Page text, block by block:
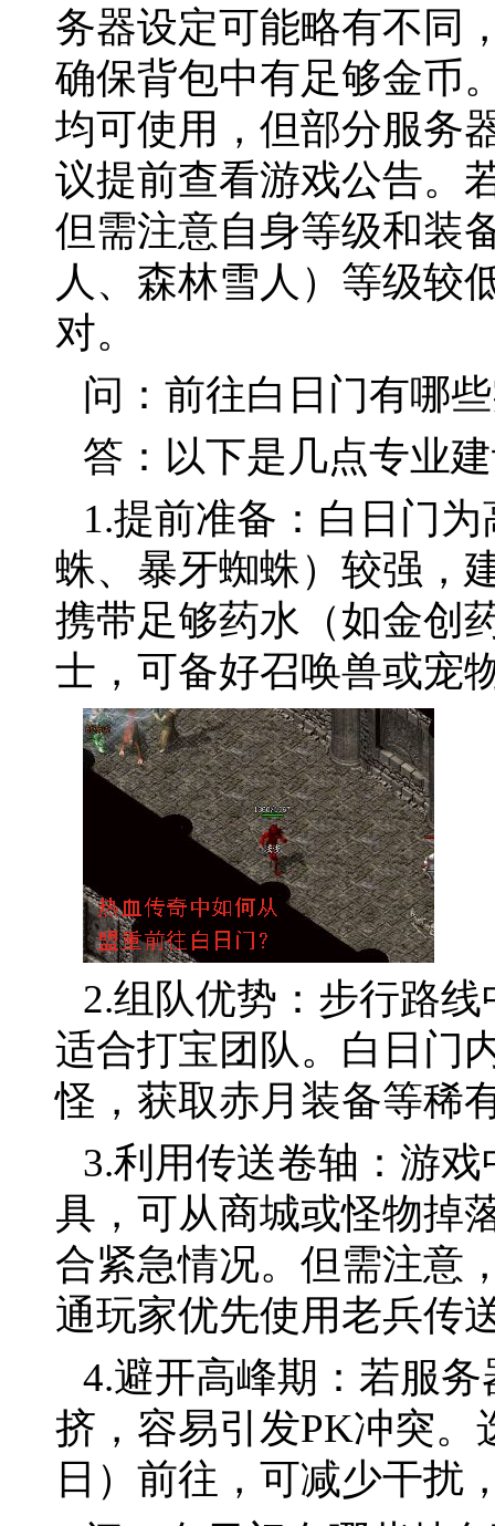
务器设定可能略有不同
确保背包中有足够金币
均可使用，但部分服务
议提前查看游戏公告。
但需注意自身等级和装
人、森林雪人）等级较
对。
问：前往白日门有哪
答：以下是几点专业
1.提前准备：白日门
蛛、暴牙蜘蛛）较强，
携带足够药水（如金创
士，可备好召唤兽或宠
2.组队优势：步行路
适合打宝团队。白日门
怪，获取赤月装备等稀
3.利用传送卷轴：游
具，可从商城或怪物掉
合紧急情况。但需注意
通玩家优先使用老兵传
4.避开高峰期：若服
挤，容易引发PK冲突
日）前往，可减少干扰